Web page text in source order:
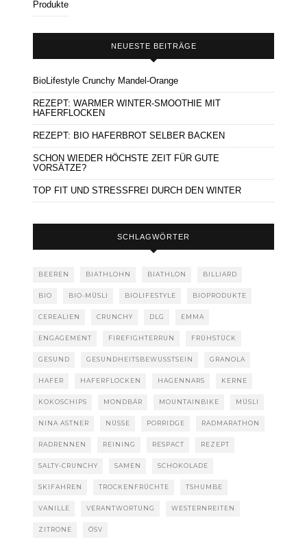
Produkte
NEUESTE BEITRÄGE
BioLifestyle Crunchy Mandel-Orange
REZEPT: WARMER WINTER-SMOOTHIE MIT
HAFERFLOCKEN
REZEPT: BIO HAFERBROT SELBER BACKEN
SCHON WIEDER HÖCHSTE ZEIT FÜR GUTE
VORSÄTZE?
TOP FIT UND STRESSFREI DURCH DEN WINTER
SCHLAGWÖRTER
BEEREN BIATHLOHN BIATHLON BILLIARD
BIO BIO-MÜSLI BIOLIFESTYLE BIOPRODUKTE
CEREALIEN CRUNCHY DLG EMMA
ENGAGEMENT FIREFIGHTERRUN FRÜHSTÜCK
GESUND GESUNDHEITSBEWUSSTSEIN GRANOLA
HAFER HAFERFLOCKEN HAGENNARS KERNE
KOKOSCHIPS MONDBÄR MOUNTAINBIKE MÜSLI
NINA ASTNER NÜSSE PORRIDGE RADMARATHON
RADRENNEN REINING RESPACT REZEPT
SALTY-CRUNCHY SAMEN SCHOKOLADE
SKIFAHREN TROCKENFRÜCHTE TSHUMBE
VANILLE VERANTWORTUNG WESTERNREITEN
ZITRONE ÖSV